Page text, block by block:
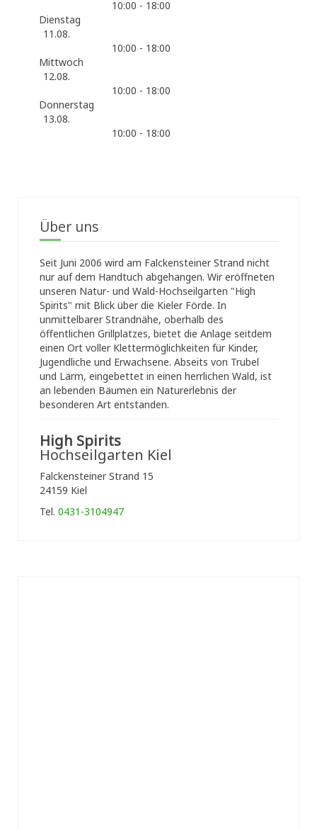
10:00 - 18:00
Dienstag
11.08.
10:00 - 18:00
Mittwoch
12.08.
10:00 - 18:00
Donnerstag
13.08.
10:00 - 18:00
Über uns
Seit Juni 2006 wird am Falckensteiner Strand nicht
nur auf dem Handtuch abgehangen. Wir eröffneten
unseren Natur- und Wald-Hochseilgarten "High
Spirits" mit Blick über die Kieler Förde. In
unmittelbarer Strandnähe, oberhalb des
öffentlichen Grillplatzes, bietet die Anlage seitdem
einen Ort voller Klettermöglichkeiten für Kinder,
Jugendliche und Erwachsene. Abseits von Trubel
und Lärm, eingebettet in einen herrlichen Wald, ist
an lebenden Bäumen ein Naturerlebnis der
besonderen Art entstanden.
High Spirits
Hochseilgarten Kiel
Falckensteiner Strand 15
24159 Kiel
Tel. 0431-3104947